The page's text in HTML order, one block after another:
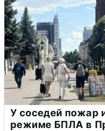
У соседей пожар
режиме БПЛА в